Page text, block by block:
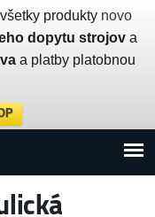
produkty novo
dopytu strojova
a platby platobnou